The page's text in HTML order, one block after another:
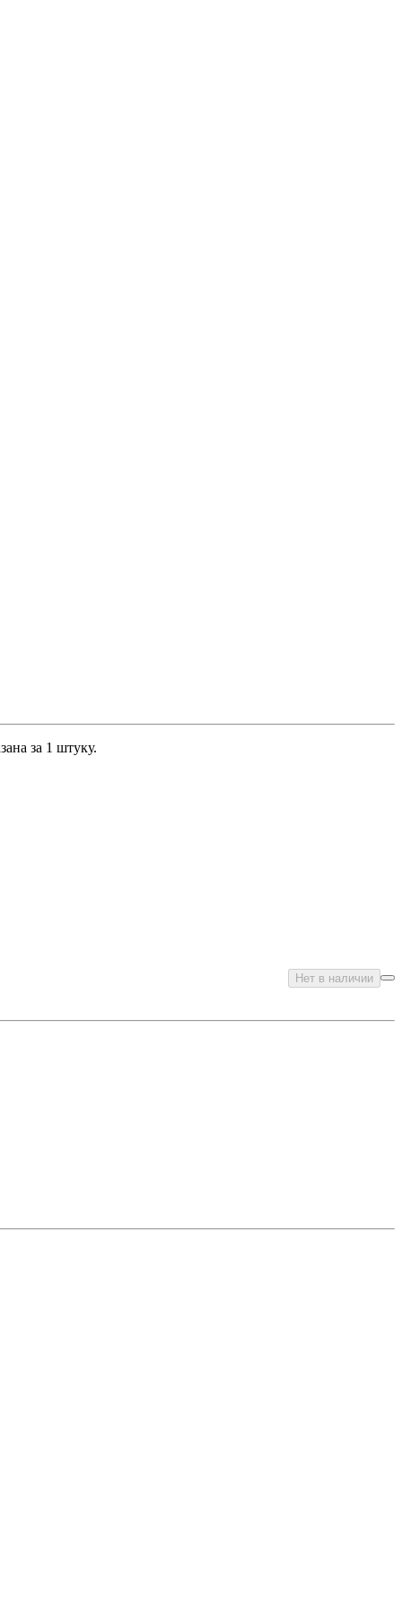
за 1 штуку.
Нет в наличии